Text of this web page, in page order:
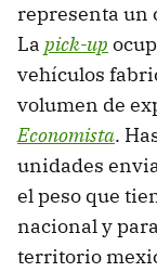
representa un
La pick-up
vehículos
volumen de
Economista.
unidades
el peso que
nacional y
territorio